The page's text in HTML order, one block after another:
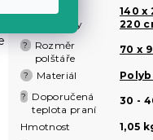
Rozměr
přikrývky
140 x
220
?
Rozměr
polštáře
70 x
? Materiál
?
Doporučená
teplota praní
30 -
Hmotnost 1,05